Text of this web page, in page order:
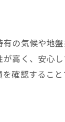
の気候や地
高く、安心
確認するこ